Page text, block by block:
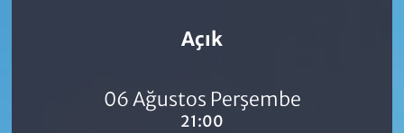
Açık
06 Ağustos Perşembe
21:00